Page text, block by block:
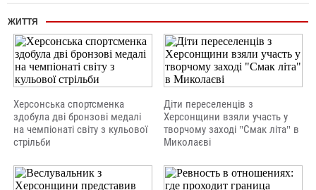
ЖИТТЯ
Херсонська спортсменка
здобула дві бронзові медалі
на чемпіонаті світу з кульової
стрільби
Діти переселенців з
Херсонщини взяли участь у
творчому заході "Смак літа" в
Миколаєві